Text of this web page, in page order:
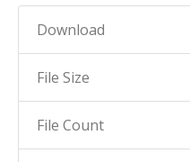
Download
File Size
File Count